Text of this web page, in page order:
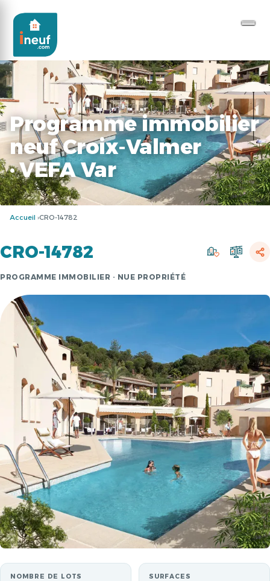
Programme immobilier
neuf Croix-Valmer
· VEFA Var
Accueil CRO-14782
CRO-14782
PROGRAMME IMMOBILIER · NUE PROPRIÉTÉ
NOMBRE DE LOTS SURFACES